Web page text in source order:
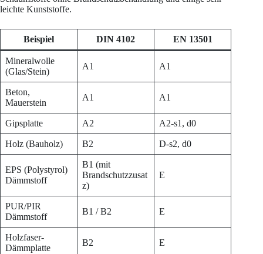
leichte Kunststoffe.
Beispiel DIN 4102 EN 13501
Mineralwolle
(Glas/Stein)
A1 A1
Beton,
Mauerstein
A1 A1
Gipsplatte A2 A2-s1, d0
Holz (Bauholz) B2 D-s2, d0
EPS (Polystyrol)
Dämmstoff
B1 (mit
Brandschutzzusat
z)
E
PUR/PIR
Dämmstoff
B1 / B2 E
Holzfaser-
Dämmplatte
B2 E